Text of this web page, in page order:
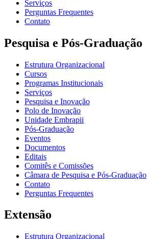
Serviços
Perguntas Frequentes
Contato
Pesquisa e Pós-Graduação
Estrutura Organizacional
Cursos
Programas Institucionais
Serviços
Pesquisa e Inovação
Polo de Inovação
Unidade Embrapii
Pós-Graduação
Eventos
Documentos
Editais
Comitês e Comissões
Câmara de Pesquisa e Pós-Graduação
Contato
Perguntas Frequentes
Extensão
Estrutura Organizacional